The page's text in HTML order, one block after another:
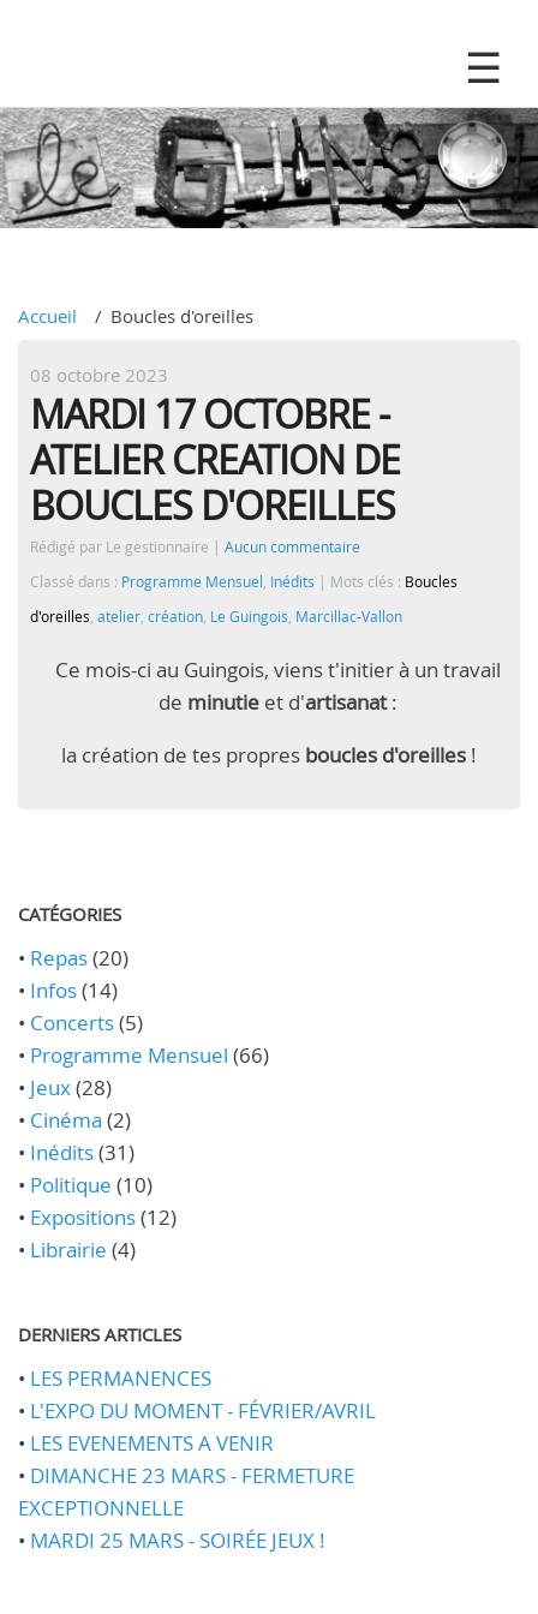
Accueil Boucles d'oreilles
08 octobre 2023
MARDI 17 OCTOBRE -
ATELIER CREATION DE
BOUCLES D'OREILLES
Rédigé par Le gestionnaire
Aucun commentaire
Classé dans : Programme Mensuel , Inédits Mots clés : Boucles
d'oreilles, atelier, création, Le Guingois, Marcillac-Vallon
Ce mois-ci au Guingois, viens t'initier à un travail
de minutie et d'artisanat :
la création de tes propres boucles d'oreilles !
CATÉGORIES
• Repas(20)
• Infos(14)
• Concerts(5)
• Programme Mensuel (66)
• Jeux(28)
• Cinéma (2)
• Inédits(31)
• Politique (10)
• Expositions(12)
• Librairie (4)
DERNIERS ARTICLES
• LES PERMANENCES
• L'EXPO DU MOMENT - FÉVRIER/AVRIL
• LES EVENEMENTS A VENIR
• DIMANCHE 23 MARS - FERMETURE
EXCEPTIONNELLE
• MARDI 25 MARS - SOIRÉE JEUX !